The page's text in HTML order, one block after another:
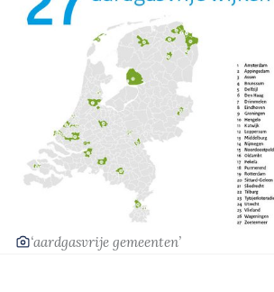
‘aardgasvrije gemeenten’